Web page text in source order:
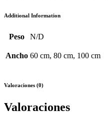
Additional Information
Peso N/D
Ancho 60 cm, 80 cm, 100 cm
Valoraciones (0)
Valoraciones